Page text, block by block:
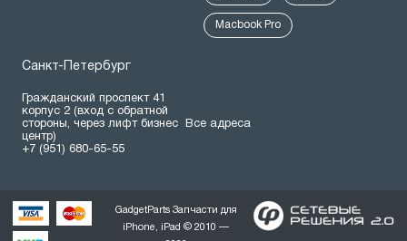
Macbook Pro
Санкт-Петербург
Гражданский проспект 41
корпус 2 (вход с обратной
стороны, через лифт бизнес
центр)
+7 (951) 680-65-55
Все адреса
GadgetParts Запчасти для
iPhone, iPad © 2010 —